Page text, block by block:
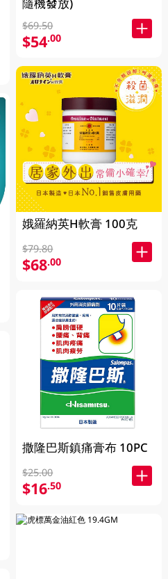
$69.50
$54.00
娥羅納英H軟膏 100克
$79.80
$68.00
撒隆巴斯鎮痛膏布 10PC
$25.00
$16.50